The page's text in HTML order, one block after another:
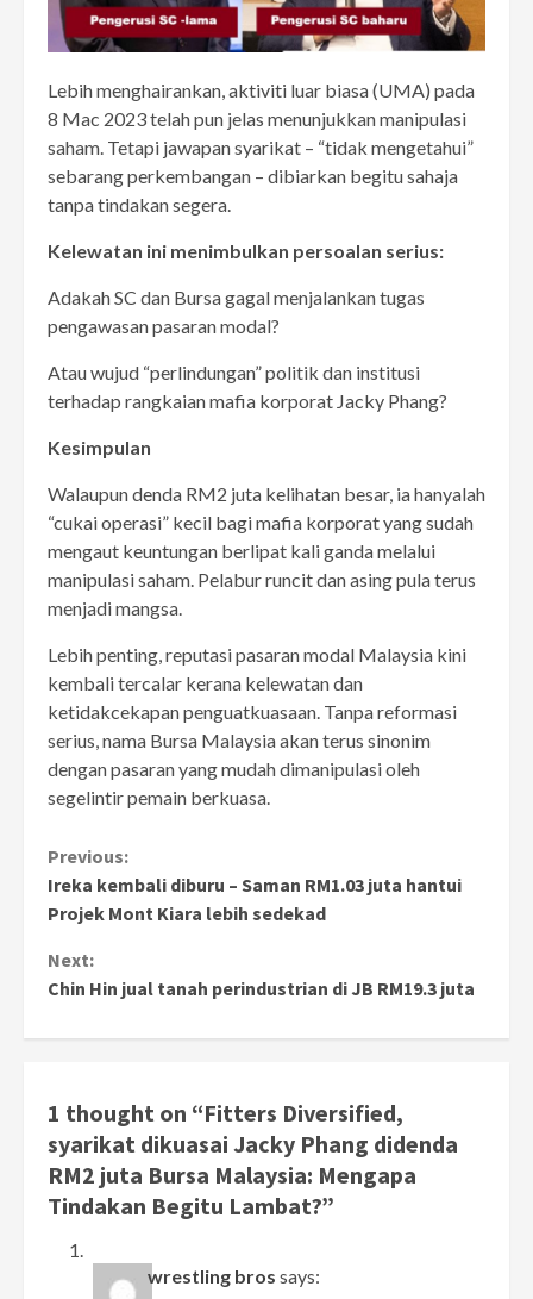
Lebih menghairankan, aktiviti luar biasa (UMA) pada
8 Mac 2023 telah pun jelas menunjukkan manipulasi
saham. Tetapi jawapan syarikat – “tidak mengetahui”
sebarang perkembangan – dibiarkan begitu sahaja
tanpa tindakan segera.
Kelewatan ini menimbulkan persoalan serius:
Adakah SC dan Bursa gagal menjalankan tugas
pengawasan pasaran modal?
Atau wujud “perlindungan” politik dan institusi
terhadap rangkaian mafia korporat Jacky Phang?
Kesimpulan
Walaupun denda RM2 juta kelihatan besar, ia hanyalah
“cukai operasi” kecil bagi mafia korporat yang sudah
mengaut keuntungan berlipat kali ganda melalui
manipulasi saham. Pelabur runcit dan asing pula terus
menjadi mangsa.
Lebih penting, reputasi pasaran modal Malaysia kini
kembali tercalar kerana kelewatan dan
ketidakcekapan penguatkuasaan. Tanpa reformasi
serius, nama Bursa Malaysia akan terus sinonim
dengan pasaran yang mudah dimanipulasi oleh
segelintir pemain berkuasa.
Continue
Reading
Previous:
Ireka kembali diburu – Saman RM1.03 juta hantui
Projek Mont Kiara lebih sedekad
Next:
Chin Hin jual tanah perindustrian di JB RM19.3 juta
1 thought on “Fitters Diversified,
syarikat dikuasai Jacky Phang didenda
RM2 juta Bursa Malaysia: Mengapa
Tindakan Begitu Lambat?”
wrestling bros says: